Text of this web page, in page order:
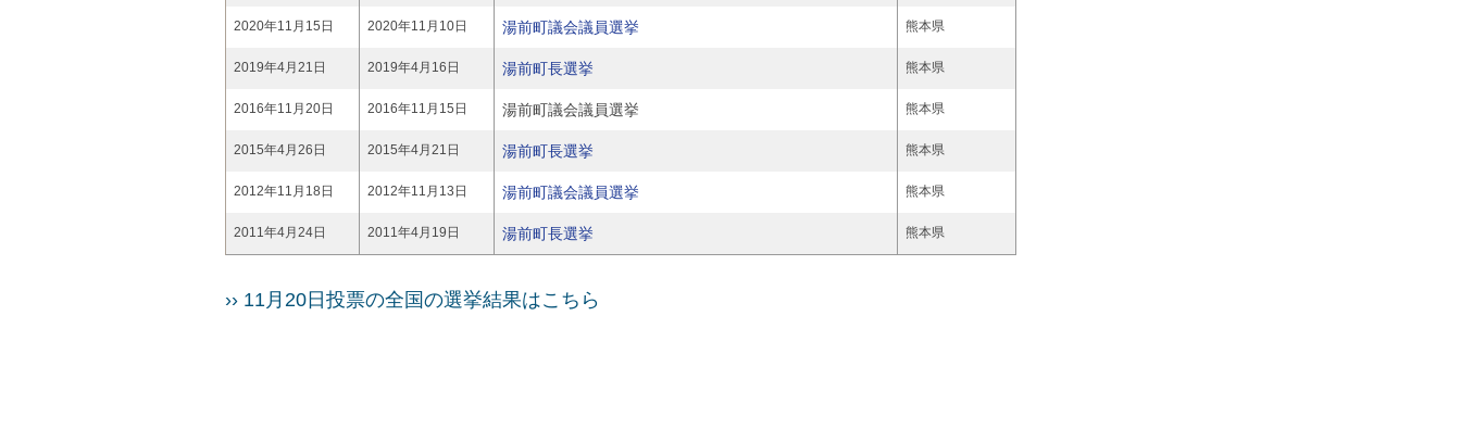
2020年11月15日 2020年11月10日 湯前町議会議員選挙 熊本県
2019年4月21日 2019年4月16日 湯前町長選挙 熊本県
2016年11月20日 2016年11月15日 湯前町議会議員選挙 熊本県
2015年4月26日 2015年4月21日 湯前町長選挙 熊本県
2012年11月18日 2012年11月13日 湯前町議会議員選挙 熊本県
2011年4月24日 2011年4月19日 湯前町長選挙 熊本県
›› 11月20日投票の全国の選挙結果はこちら